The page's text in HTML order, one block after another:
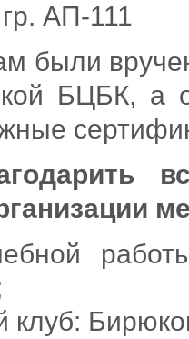
АП-111
были
БЦБК, а
клуб: